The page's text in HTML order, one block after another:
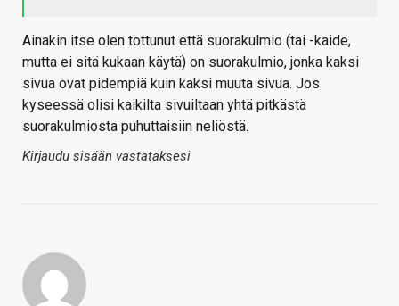
Ainakin itse olen tottunut että suorakulmio (tai -kaide,
mutta ei sitä kukaan käytä) on suorakulmio, jonka kaksi
sivua ovat pidempiä kuin kaksi muuta sivua. Jos
kyseessä olisi kaikilta sivuiltaan yhtä pitkästä
suorakulmiosta puhuttaisiin neliöstä.
Kirjaudu sisään vastataksesi